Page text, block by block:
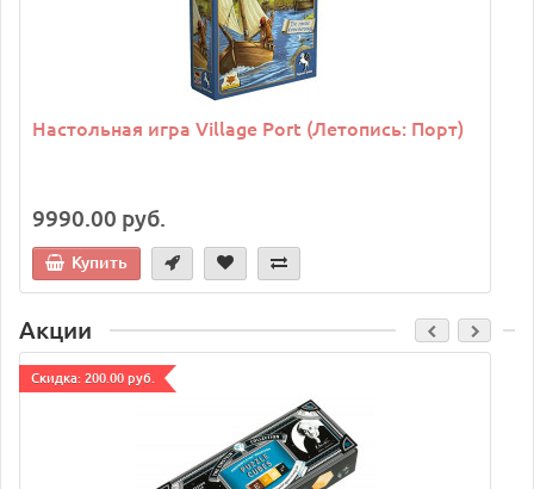
Настольная игра Village Port (Летопись: Порт)
9990.00 руб.
Купить
Акции
Cкидка: 200.00 руб.